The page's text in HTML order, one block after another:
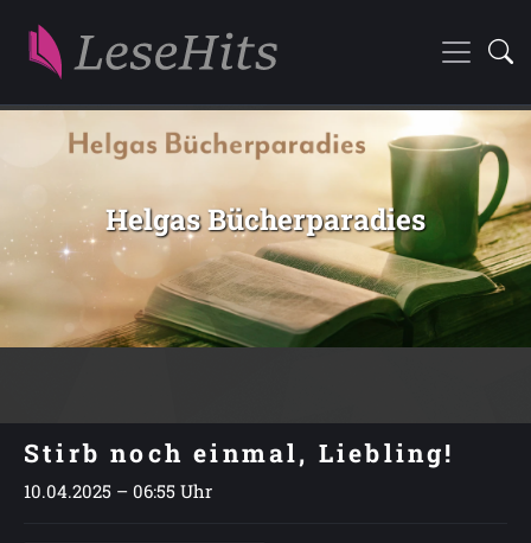
Helgas Bücherparadies
Stirb noch einmal, Liebling!
10.04.2025 – 06:55 Uhr